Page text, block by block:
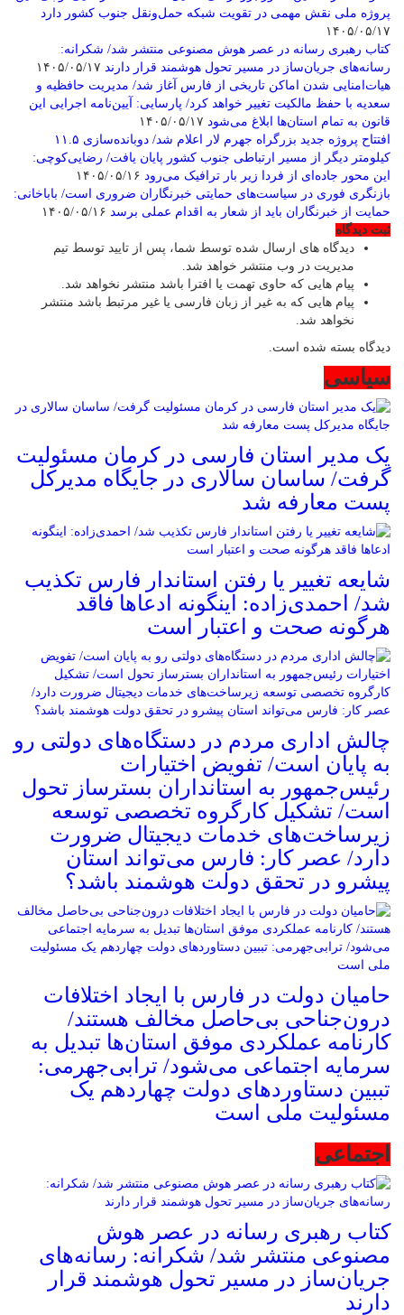
پروژه ملی نقش مهمی در تقویت شبکه حمل‌ونقل جنوب کشور دارد
۱۴۰۵/۰۵/۱۷
کتاب رهبری رسانه در عصر هوش مصنوعی منتشر شد/ شکرانه:
رسانه‌های جریان‌ساز در مسیر تحول هوشمند قرار دارند
هیات‌امنایی شدن اماکن تاریخی از فارس آغاز شد/ مدیریت حافظیه و
سعدیه با حفظ مالکیت تغییر خواهد کرد/ پارسایی: آیین‌نامه اجرایی این
قانون به تمام استان‌ها ابلاغ می‌‌شود
افتتاح پروژه جدید بزرگراه جهرم لار اعلام شد/ دوبانده‌سازی ۱۱.۵
کیلومتر دیگر از مسیر ارتباطی جنوب کشور پایان یافت/ رضایی‌کوچی:
این محور جاده‌ای از فردا زیر بار ترافیک می‌رود
بازنگری فوری در سیاست‌های حمایتی خبرنگاران ضروری است/ باباخانی:
حمایت از خبرنگاران باید از شعار به اقدام عملی برسد
ثبت دیدگاه
دیدگاه های ارسال شده توسط شما، پس از تایید توسط تیم
مدیریت در وب منتشر خواهد شد.
پیام هایی که حاوی تهمت یا افترا باشد منتشر نخواهد شد.
پیام هایی که به غیر از زبان فارسی یا غیر مرتبط باشد منتشر
نخواهد شد.
دیدگاه بسته شده است.
سیاسی
یک مدیر استان فارسی در کرمان مسئولیت
گرفت/ ساسان سالاری در جایگاه مدیرکل
پست معارفه شد
شایعه تغییر یا رفتن استاندار فارس تکذیب
شد/ احمدی‌زاده: اینگونه ادعاها فاقد
هرگونه صحت و اعتبار است
چالش اداری مردم در دستگاه‌های دولتی رو
به پایان است/ تفویض اختیارات
رئیس‌جمهور به استانداران بسترساز تحول
است/ تشکیل کارگروه تخصصی توسعه
زیرساخت‌های خدمات دیجیتال ضرورت
دارد/ عصر کار: فارس می‌تواند استان
پیشرو در تحقق دولت هوشمند باشد؟
حامیان دولت در فارس با ایجاد اختلافات
درون‌جناحی بی‌حاصل مخالف هستند/
کارنامه عملکردی موفق استان‌ها تبدیل به
سرمایه اجتماعی می‌شود/ ترابی‌جهرمی:
تببین دستاوردهای دولت چهاردهم یک
مسئولیت ملی است
اجتماعی
کتاب رهبری رسانه در عصر هوش
مصنوعی منتشر شد/ شکرانه: رسانه‌های
جریان‌ساز در مسیر تحول هوشمند قرار
دارند